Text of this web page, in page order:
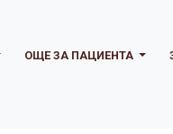
ОЩЕ ЗА ПАЦИЕНТА